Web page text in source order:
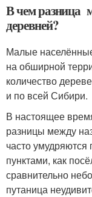
В чем разница
деревней?
Малые
на обширной
количество
и по всей Сибири.
В настоящее
разницы между
часто
пунктами, как
сравнительно
путаница